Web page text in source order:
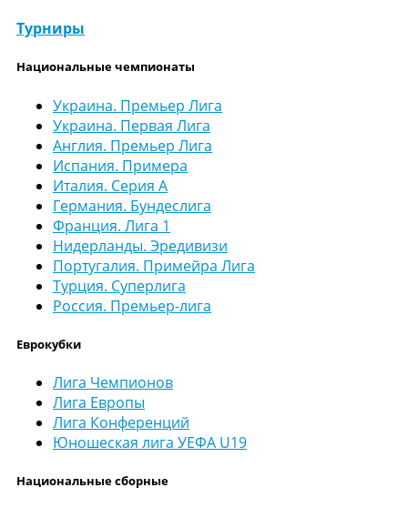
Турниры
Национальные чемпионаты
Украина. Премьер Лига
Украина. Первая Лига
Англия. Премьер Лига
Испания. Примера
Италия. Серия А
Германия. Бундеслига
Франция. Лига 1
Нидерланды. Эредивизи
Португалия. Примейра Лига
Турция. Суперлига
Россия. Премьер-лига
Еврокубки
Лига Чемпионов
Лига Европы
Лига Конференций
Юношеская лига УЕФА U19
Национальные сборные